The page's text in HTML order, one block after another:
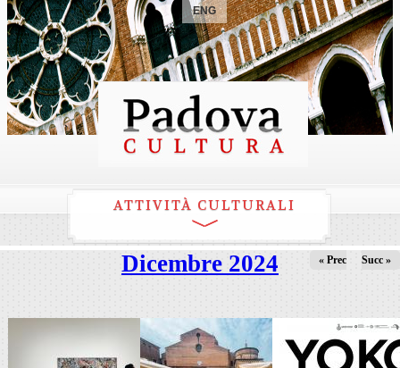
ENG
ATTIVITÀ CULTURALI
Dicembre 2024 « Prec Succ »